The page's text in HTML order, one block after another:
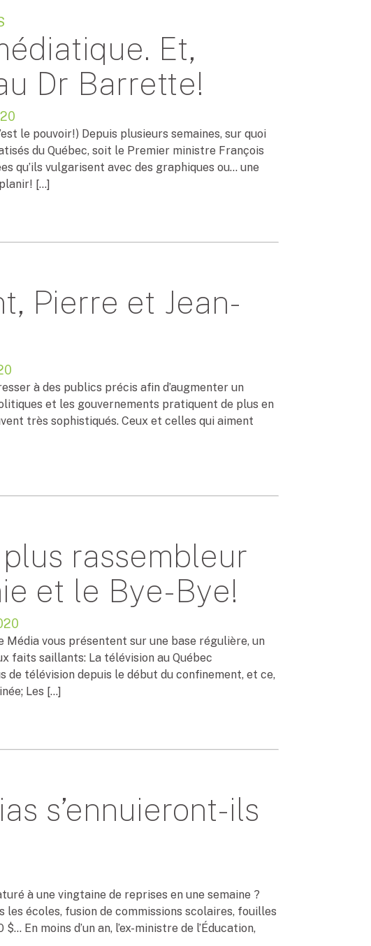
Et,
Dr Barrette!
le pouvoir!) Depuis plusieurs semaines, sur quoi
du Québec, soit le Premier ministre François
qu’ils vulgarisent avec des graphiques ou… une
[…]
Pierre et Jean-
à des publics précis afin d’augmenter un
et les gouvernements pratiquent de plus en
très sophistiqués. Ceux et celles qui aiment
rassembleur
et le Bye-Bye!
vous présentent sur une base régulière, un
faits saillants: La télévision au Québec
de télévision depuis le début du confinement, et ce,
Les […]
s’ennuieront-ils
à une vingtaine de reprises en une semaine ?
les écoles, fusion de commissions scolaires, fouilles
En moins d’un an, l’ex-ministre de l’Éducation,